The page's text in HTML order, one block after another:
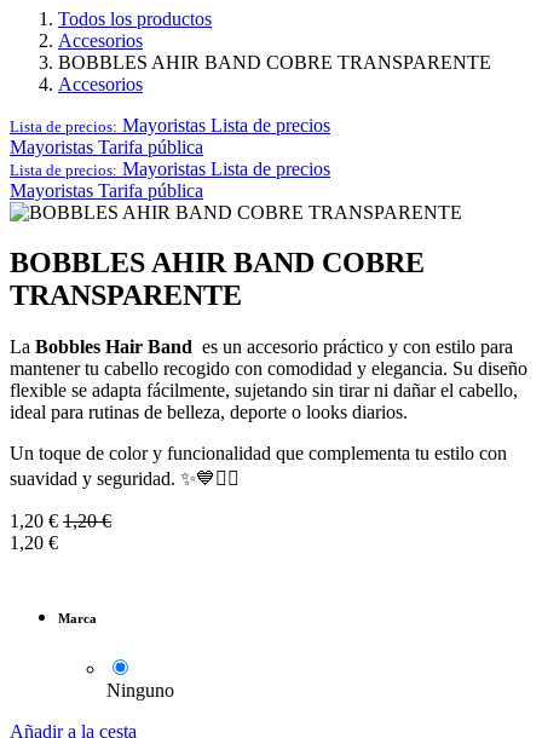
Todos los productos
Accesorios
BOBBLES AHIR BAND COBRE TRANSPARENTE
Accesorios
Lista de precios: Mayoristas Lista de precios
Mayoristas Tarifa pública
Lista de precios: Mayoristas Lista de precios
Mayoristas Tarifa pública
BOBBLES AHIR BAND COBRE
TRANSPARENTE
La Bobbles Hair Band es un accesorio práctico y con estilo para
mantener tu cabello recogido con comodidad y elegancia. Su diseño
flexible se adapta fácilmente, sujetando sin tirar ni dañar el cabello,
ideal para rutinas de belleza, deporte o looks diarios.
Un toque de color y funcionalidad que complementa tu estilo con
suavidad y seguridad. ✨💙👱‍♀️
1,20 € 1,20€
1,20 €
Marca
Ninguno
Añadir a la cesta